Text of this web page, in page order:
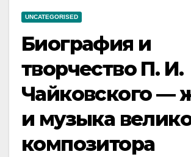
UNCATEGORISED
Биография и
творчество П. И.
Чайковского —
и музыка
композитора